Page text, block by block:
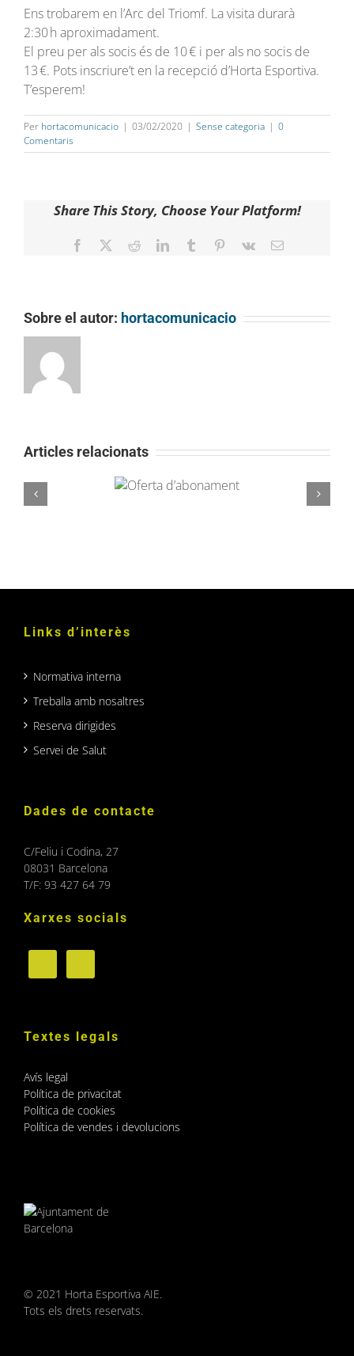
Ens trobarem en l’Arc del Triomf. La visita durarà
2:30 h aproximadament.
El preu per als socis és de 10 € i per als no socis de
13 €. Pots inscriure’t en la recepció d’Horta Esportiva.
T’esperem!
Per hortacomunicacio | 03/02/2020 | Sense categoria | 0
Comentaris
Share This Story, Choose Your Platform!
Facebook
TwitterRedditLinkedInTumblr Pinterest
Vk Email
Sobre el autor: hortacomunicacio
Articles relacionats
Oferta
d’abonament
La Unió Atlètica d’Horta inicia una nova
Links d’interès
Normativa interna
Treballa amb nosaltres
Reserva dirigides
Servei de Salut
Dades de contacte
C/Feliu i Codina, 27
08031 Barcelona
T/F: 93 427 64 79
Xarxes socials
Textes legals
Avís legal
Política de privacitat
Política de cookies
Política de vendes i devolucions
© 2021 Horta Esportiva AIE.
Tots els drets reservats.